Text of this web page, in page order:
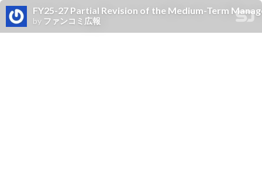
FY25-27 Partial Revision of the Medium-Term
by ファンコミ広報